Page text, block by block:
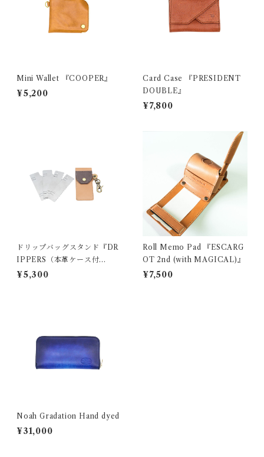
Mini Wallet 『COOPER』
¥5,200
Card Case 『PRESIDENT
DOUBLE』
¥7,800
ドリップバッグスタンド『DR
IPPERS（本革ケース付
き）』
¥5,300
Roll Memo Pad 『ESCARG
OT 2nd (with MAGICAL)』
¥7,500
Noah Gradation Hand dyed
¥31,000